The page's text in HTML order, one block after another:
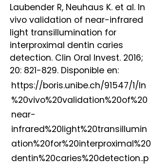
Laubender R, Neuhaus K. et al. In
vivo validation of near-infrared
light transillumination for
interproximal dentin caries
detection. Clin Oral Invest. 2016;
20: 821-829. Disponible en:
https://boris.unibe.ch/91547/1/In
%20vivo%20validation%20of%20
near-
infrared%20light%20transillumin
ation%20for%20interproximal%20
dentin%20caries%20detection..p